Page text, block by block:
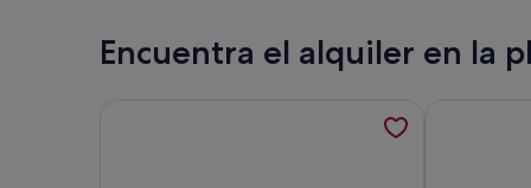
Vigo
Encuentra el alquiler en la
Más información sobre Sweet & Relax Beach
Más